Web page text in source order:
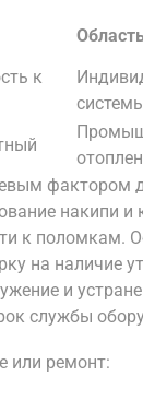
к
фактором
накипи и
к поломкам.
на наличие
и
службы
или ремонт: